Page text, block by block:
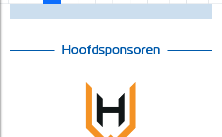
Hoofdsponsoren